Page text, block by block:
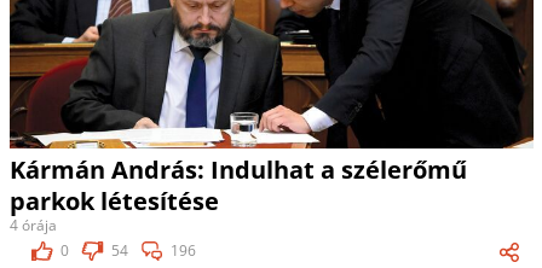
Kármán András: Indulhat a szélerőmű
parkok létesítése
4 órája
0
54 196